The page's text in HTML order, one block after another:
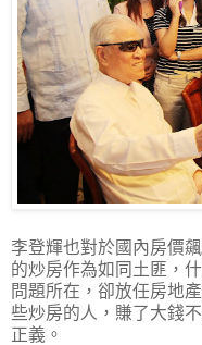
李登輝也對於國內房價
的炒房作為如同土匪，
問題所在，卻放任房地
些炒房的人，賺了大錢
正義。